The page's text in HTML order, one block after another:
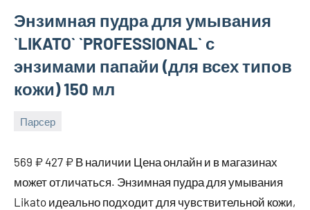
Энзимная пудра для умывания
`LIKATO` `PROFESSIONAL` с
энзимами папайи (для всех типов
кожи) 150 мл
Парсер
2025
bus_m_ru
569 ₽ 427 ₽ В наличии Цена онлайн и в магазинах
может отличаться. Энзимная пудра для умывания
Likato идеально подходит для чувствительной кожи,